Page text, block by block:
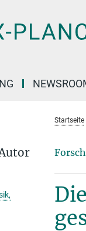
Startseite